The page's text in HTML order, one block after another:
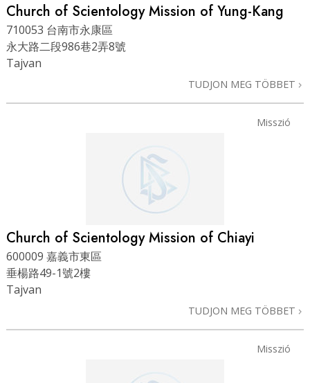
Church of Scientology Mission of Yung-Kang
710053 台南市永康區
永大路二段986巷2弄8號
Tajvan
TUDJON MEG TÖBBET
Misszió
Church of Scientology Mission of Chiayi
600009 嘉義市東區
垂楊路49-1號2樓
Tajvan
TUDJON MEG TÖBBET
Misszió